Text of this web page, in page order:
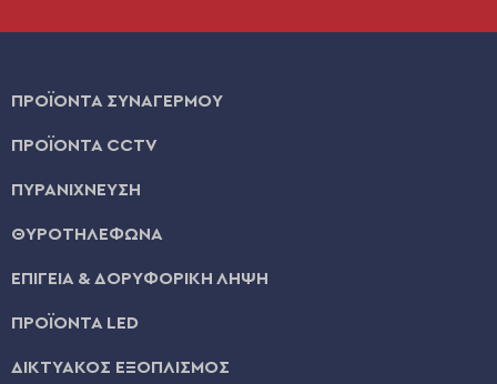
ΠΡΟΪΟΝΤΑ ΣΥΝΑΓΕΡΜΟΥ
ΠΡΟΪΟΝΤΑ CCTV
ΠΥΡΑΝΙΧΝΕΥΣΗ
ΘΥΡΟΤΗΛΕΦΩΝΑ
ΕΠΙΓΕΙΑ & ΔΟΡΥΦΟΡΙΚΗ ΛΗΨΗ
ΠΡΟΪΟΝΤΑ LED
ΔΙΚΤΥΑΚΟΣ ΕΞΟΠΛΙΣΜΟΣ